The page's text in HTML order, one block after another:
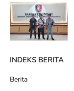
INDEKS BERITA
Berita